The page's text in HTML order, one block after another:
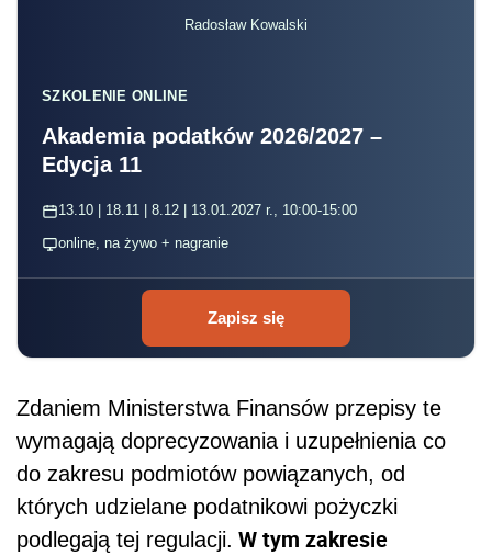
Radosław Kowalski
SZKOLENIE ONLINE
Akademia podatków 2026/2027 –
Edycja 11
13.10 | 18.11 | 8.12 | 13.01.2027 r., 10:00-15:00
online, na żywo + nagranie
Zapisz się
Zdaniem Ministerstwa Finansów przepisy te
wymagają doprecyzowania i uzupełnienia co
do zakresu podmiotów powiązanych, od
których udzielane podatnikowi pożyczki
podlegają tej regulacji. W tym zakresie